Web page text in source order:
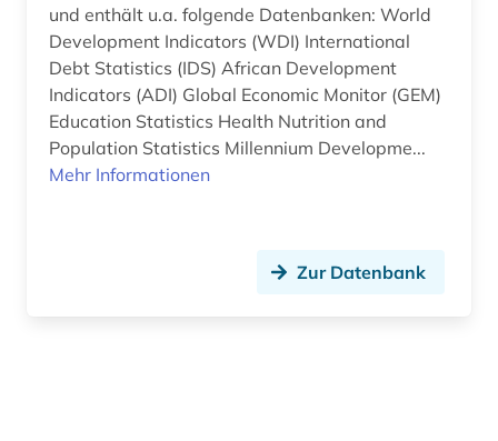
und enthält u.a. folgende Datenbanken: World
Development Indicators (WDI) International
Debt Statistics (IDS) African Development
Indicators (ADI) Global Economic Monitor (GEM)
Education Statistics Health Nutrition and
Population Statistics Millennium Developme...
Mehr Informationen
Zur Datenbank